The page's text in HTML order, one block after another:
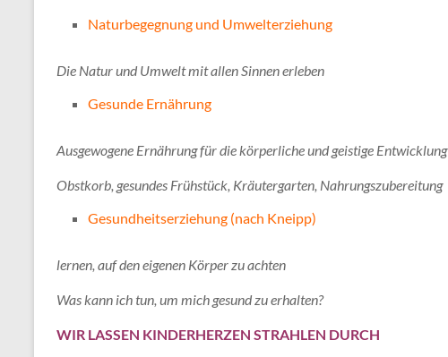
Naturbegegnung und Umwelterziehung
Die Natur und Umwelt mit allen Sinnen erleben
Gesunde Ernährung
Ausgewogene Ernährung für die körperliche und geistige Entwicklung
Obstkorb, gesundes Frühstück, Kräutergarten, Nahrungszubereitung
Gesundheitserziehung (nach Kneipp)
lernen, auf den eigenen Körper zu achten
Was kann ich tun, um mich gesund zu erhalten?
WIR LASSEN KINDERHERZEN STRAHLEN DURCH